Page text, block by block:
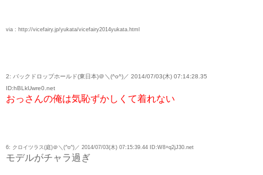
via : http://vicefairy.jp/yukata/vicefairy2014yukata.html
2: バックドロップホールド(東日本)＠＼(^o^)／ 2014/07/03(木) 07:14:28.35
ID:hBLkUwre0.net
おっさんの俺は気恥ずかしくて着れない
6: クロイツラス(庭)＠＼(^o^)／ 2014/07/03(木) 07:15:39.44 ID:W8+q2jJ30.net
モデルがチャラ過ぎ